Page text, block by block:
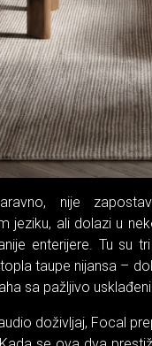
nije
jeziku, ali dolazi u
enterijere. Tu su
taupe nijansa –
sa pažljivo
doživljaj, Focal